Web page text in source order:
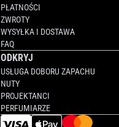
PŁATNOŚCI
ZWROTY
WYSYŁKA I DOSTAWA
FAQ
ODKRYJ
USŁUGA DOBORU ZAPACHU
NUTY
PROJEKTANCI
PERFUMIARZE